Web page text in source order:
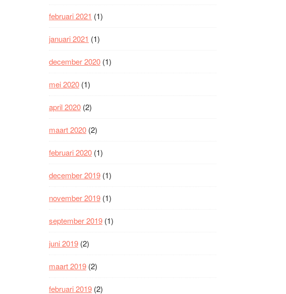
februari 2021 (1)
januari 2021 (1)
december 2020 (1)
mei 2020 (1)
april 2020 (2)
maart 2020 (2)
februari 2020 (1)
december 2019 (1)
november 2019 (1)
september 2019 (1)
juni 2019 (2)
maart 2019 (2)
februari 2019 (2)